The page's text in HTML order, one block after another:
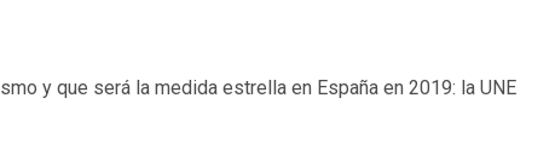
y que será la medida estrella en España en 2019: la UNE